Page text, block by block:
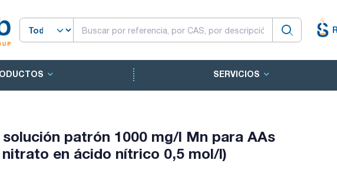
SERVICIOS
patrón 1000 mg/l Mn para AAs
nitrato en ácido nítrico 0,5 mol/l)